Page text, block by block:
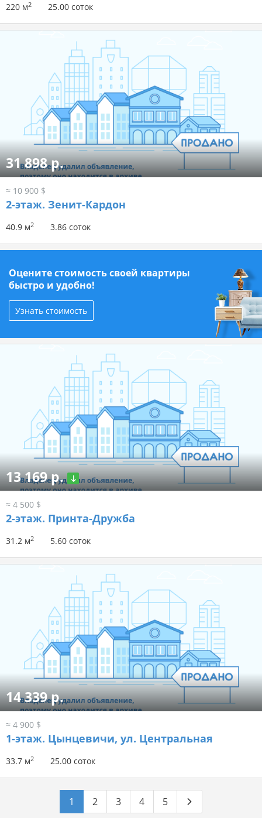
220 м2 25.00 соток
31 898 р.
≈ 10 900 $
2-этаж. Зенит-Кардон
40.9 м2 3.86 соток
Оцените стоимость своей квартиры
быстро и удобно!
Узнать стоимость
13 169 р.
≈ 4 500 $
2-этаж. Принта-Дружба
31.2 м2 5.60 соток
14 339 р.
≈ 4 900 $
1-этаж. Цынцевичи, ул. Центральная
33.7 м2 25.00 соток
1 2 3 4 5